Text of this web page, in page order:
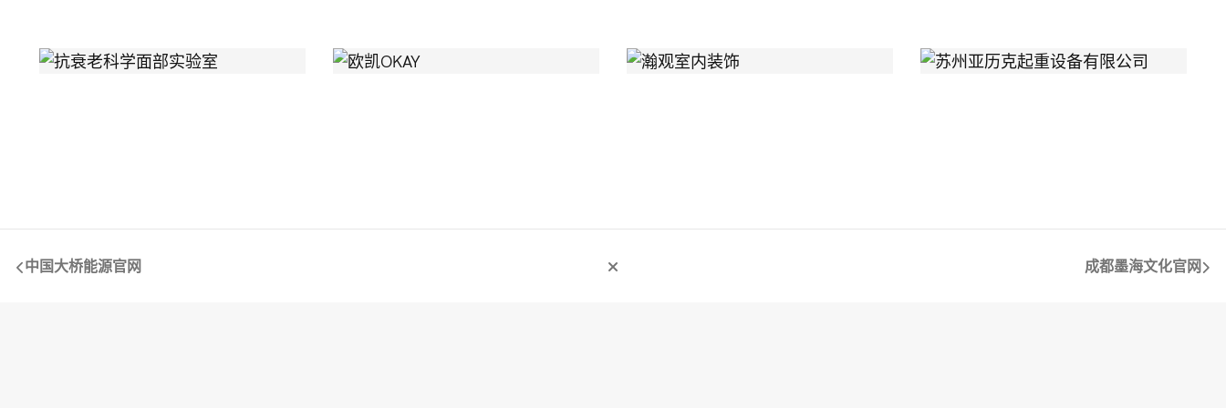
中国大桥能源官网 成都墨海文化官网